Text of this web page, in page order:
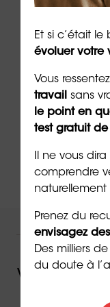
Par leDr Emeric
psychologie,
ORIENTACTION
NOUS
Vous
Et si c’était
évoluer votre
Vous
travail sans
le point en
test gratuit de
Il ne vous
comprendre
naturellement
Prenez du
envisagez
Des milliers
du doute à